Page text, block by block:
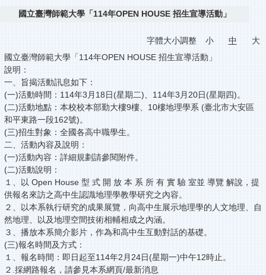
國立臺灣師範大學「114年OPEN HOUSE 招生宣導活動」
字體大小調整 小 中
大
國立臺灣師範大學「114年OPEN HOUSE 招生宣導活動」
說明：
一、旨揭活動訊息如下：
(一)活動時間：114年3月18日(星期二)、114年3月20日(星期四)。
(二)活動地點：本校校本部勤大樓9樓、10樓地理學系 (臺北市大安區
和平東路一段162號)。
(三)招生對象：全國各高中職學生。
二、活動內容及說明：
(一)活動內容：詳細規劃請參閱附件。
(二)活動說明：
１、以 Open House 型 式 開 放 本 系 所 有 實 驗 室並 導覽 解說，提
供報名來訪之高中生認識地理學教學研究之內容。
２、以本系執行研究的成果展覽，向高中生展示地理學的人文地理、自
然地理、以及地理空間技術相輔相成之內涵。
３、播放本系簡介影片，作為和高中生互動對話的基礎。
(三)報名時間及方式：
１、報名時間：即日起至114年2月24日(星期一)中午12時止。
２.採網路報名，請參見本系網頁/最新消息